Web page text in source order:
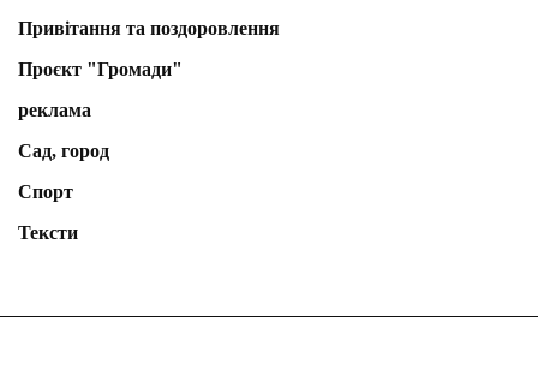
Привітання та поздоровлення
Проєкт "Громади"
реклама
Сад, город
Спорт
Тексти